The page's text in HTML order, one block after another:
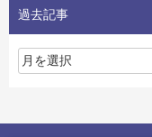
過去記事